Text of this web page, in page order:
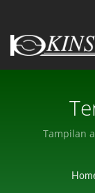
Tampilan